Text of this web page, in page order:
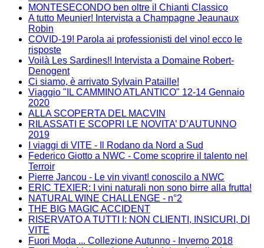
MONTESECONDO ben oltre il Chianti Classico
A tutto Meunier! Intervista a Champagne Jeaunaux
Robin
COVID-19! Parola ai professionisti del vino! ecco le
risposte
Voilà Les Sardines!! Intervista a Domaine Robert-
Denogent
Ci siamo, è arrivato Sylvain Pataille!
Viaggio "IL CAMMINO ATLANTICO" 12-14 Gennaio
2020
ALLA SCOPERTA DEL MACVIN
RILASSATI E SCOPRI LE NOVITA’ D’AUTUNNO
2019
I viaggi di VITE - Il Rodano da Nord a Sud
Federico Giotto a NWC - Come scoprire il talento nel
Terroir
Pierre Jancou - Le vin vivant! conoscilo a NWC
ERIC TEXIER: I vini naturali non sono birre alla frutta!
NATURAL WINE CHALLENGE - n°2
THE BIG MAGIC ACCIDENT
RISERVATO A TUTTI I: NON CLIENTI, INSICURI, DI
VITE
Fuori Moda ... Collezione Autunno - Inverno 2018